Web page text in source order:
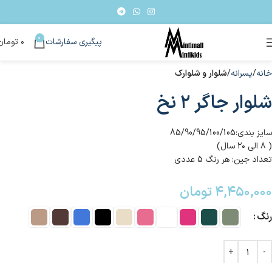
پیگیری سفارشات 0 ۰
خانه پسرانه شلوار و شلوارک
شلوار جاگر ۲ نخ
سایز بندی:85/90/95/100/105
( ۸ الی ۲۰ سال)
تعداد جین: هر رنگ 5 عددی
۴,۴۵۰,۰۰۰تومان
رنگ